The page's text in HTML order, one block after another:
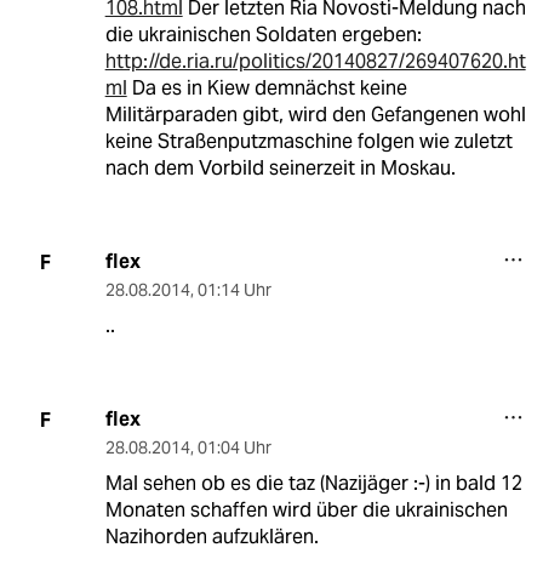
108.html Der letzten Ria Novosti-Meldung nach
die ukrainischen Soldaten ergeben:
http://de.ria.ru/politics/20140827/269407620.ht
ml Da es in Kiew demnächst keine
Militärparaden gibt, wird den Gefangenen wohl
keine Straßenputzmaschine folgen wie zuletzt
nach dem Vorbild seinerzeit in Moskau.
F flex
28.08.2014, 01:14 Uhr
..
F flex
28.08.2014, 01:04 Uhr
Mal sehen ob es die taz (Nazijäger :-) in bald 12
Monaten schaffen wird über die ukrainischen
Nazihorden aufzuklären.